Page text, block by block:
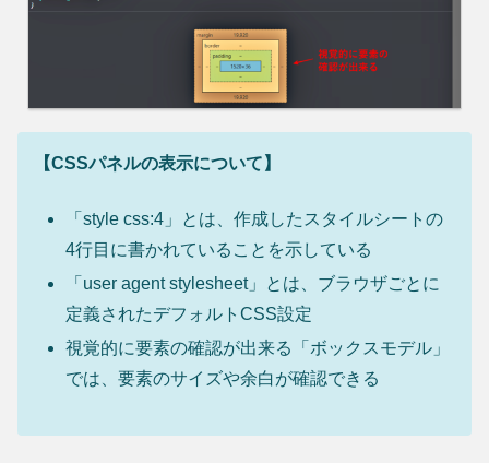
【CSSパネルの表示について】
「style css:4」とは、作成したスタイルシートの
4行目に書かれていることを示している
「user agent stylesheet」とは、ブラウザごとに
定義されたデフォルトCSS設定
視覚的に要素の確認が出来る「ボックスモデル」
では、要素のサイズや余白が確認できる